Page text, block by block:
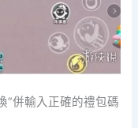
”併輸入正確的禮包碼